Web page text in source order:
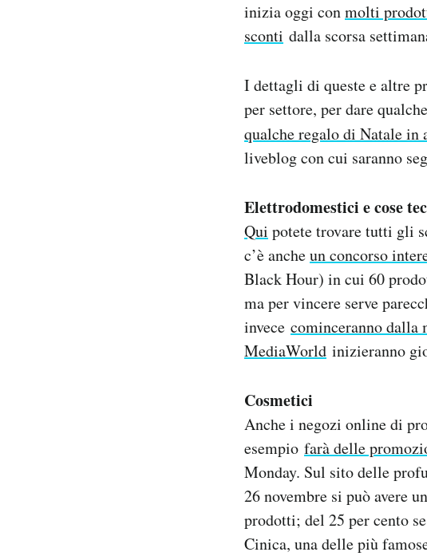
inizia oggi conmolti
sconti dalla scorsa
I dettagli di queste e altre
per settore, per dare
qualche regalo di Natale in
liveblog con cui saranno
Elettrodomestici e cose
Qui potete trovare tutti gli
c’è ancheun concorso
Black Hour) in cui 60
ma per vincere serve
invece cominceranno dalla
MediaWorld inizieranno
Cosmetici
Anche i negozi online di
esempio farà delle
Monday. Sul sito delle
26 novembre si può avere
prodotti; del 25 per cento
Cinica, una delle più